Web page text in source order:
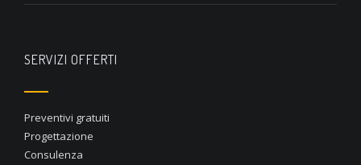
SERVIZI OFFERTI
Preventivi gratuiti
Progettazione
Consulenza